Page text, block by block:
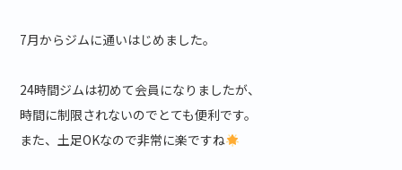
7月からジムに通いはじめました。
24時間ジムは初めて会員になりましたが、
時間に制限されないのでとても便利です。
また、土足OKなので非常に楽ですね